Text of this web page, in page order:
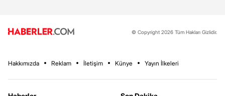
© Copyright 2026 Tüm Hakları Gizlidir.
Hakkımızda Reklam İletişim Künye Yayın İlkeleri